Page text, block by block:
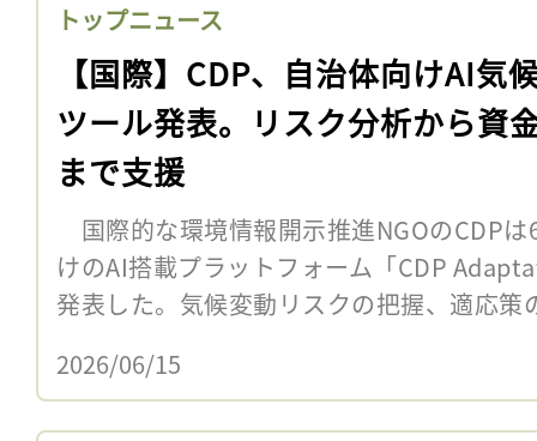
トップニュース
【国際】CDP、自治体向けAI気
ツール発表。リスク分析から資
まで支援
国際的な環境情報開示推進NGOのCDP
けのAI搭載プラットフォーム「CDP
発表した。気候変動リスクの把握、適応
2026/06/15